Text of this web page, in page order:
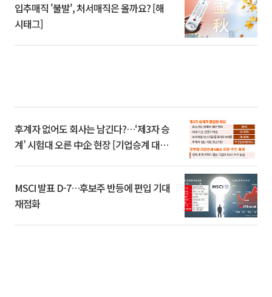
입추매직 '불발', 처서매직은 올까요? [해
시태그]
후계자 없어도 회사는 남긴다?…‘제3자 승
계’ 시험대 오른 中企 현장 [기업승계 대전
MSCI 발표 D-7…후보주 반등에 편입 기대
재점화